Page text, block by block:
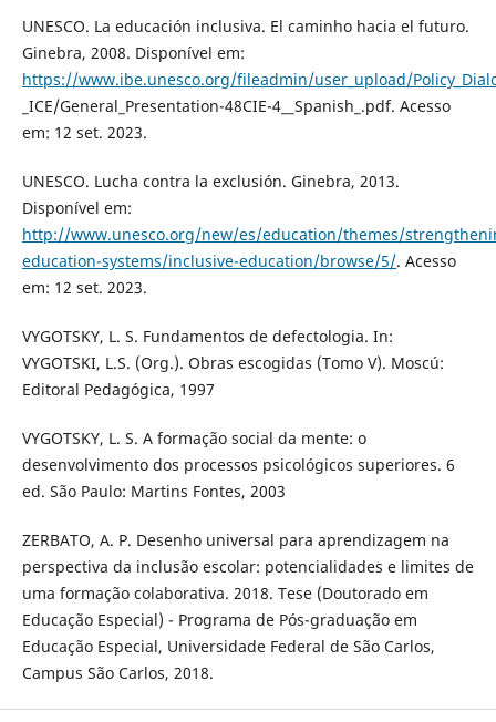
UNESCO. La educación inclusiva. El caminho hacia el futuro.
Ginebra, 2008. Disponível em:
https://www.ibe.unesco.org/fileadmin/user_upload/
_ICE/General_Presentation-48CIE-4__Spanish_.pdf. Acesso
em: 12 set. 2023.
UNESCO. Lucha contra la exclusión. Ginebra, 2013.
Disponível em:
http://www.unesco.org/new/es/education/themes/
education-systems/inclusive-education/browse/5/. Acesso
em: 12 set. 2023.
VYGOTSKY, L. S. Fundamentos de defectologia. In:
VYGOTSKI, L.S. (Org.). Obras escogidas (Tomo V). Moscú:
Editoral Pedagógica, 1997
VYGOTSKY, L. S. A formação social da mente: o
desenvolvimento dos processos psicológicos superiores. 6
ed. São Paulo: Martins Fontes, 2003
ZERBATO, A. P. Desenho universal para aprendizagem na
perspectiva da inclusão escolar: potencialidades e limites de
uma formação colaborativa. 2018. Tese (Doutorado em
Educação Especial) - Programa de Pós-graduação em
Educação Especial, Universidade Federal de São Carlos,
Campus São Carlos, 2018.